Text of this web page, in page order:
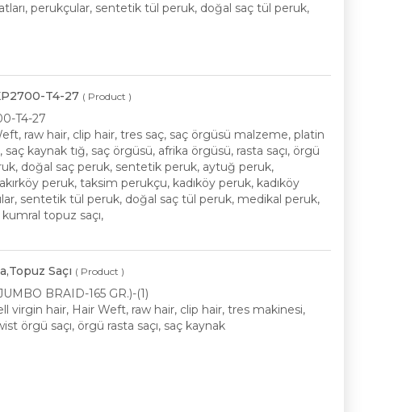
perukçular, sentetik tül peruk, doğal saç tül peruk,
T4-27 ( Product )
T4-27
raw hair, clip hair, tres saç, saç örgüsü malzeme, platin
kaynak tığ, saç örgüsü, afrika örgüsü, rasta saçı, örgü
doğal saç peruk, sentetik peruk, aytuğ peruk,
peruk, taksim perukçu, kadıköy peruk, kadıköy
sentetik tül peruk, doğal saç tül peruk, medikal peruk,
kumral topuz saçı,
Saçı ( Product )
BRAID-165 GR.)-(1)
virgin hair, Hair Weft, raw hair, clip hair, tres makinesi,
örgü saçı, örgü rasta saçı, saç kaynak